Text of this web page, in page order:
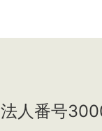
法人番号